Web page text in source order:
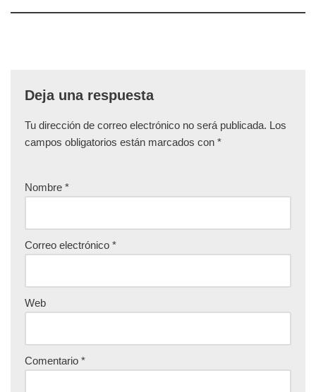
Deja una respuesta
Tu dirección de correo electrónico no será publicada. Los
campos obligatorios están marcados con *
Nombre *
Correo electrónico *
Web
Comentario *